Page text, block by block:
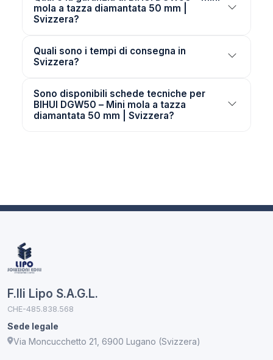
mola a tazza diamantata 50 mm |
Svizzera?
Quali sono i tempi di consegna in
Svizzera?
Sono disponibili schede tecniche per
BIHUI DGW50 – Mini mola a tazza
diamantata 50 mm | Svizzera?
F.lli Lipo S.A.G.L.
CHE-485.838.568
Sede legale
Via Moncucchetto 21, 6900 Lugano (Svizzera)